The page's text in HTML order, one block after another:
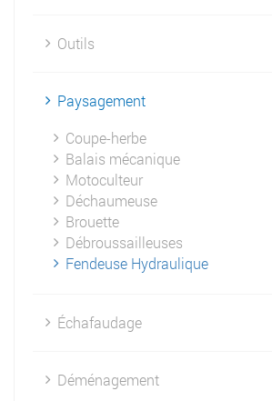
Outils
Paysagement
Coupe-herbe
Balais mécanique
Motoculteur
Déchaumeuse
Brouette
Débroussailleuses
Fendeuse Hydraulique
Échafaudage
Déménagement